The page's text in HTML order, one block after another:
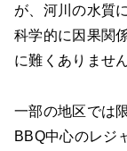
が、河川の水質
科学的に因果関
に難くありません
一部の地区では
BBQ中心のレジ